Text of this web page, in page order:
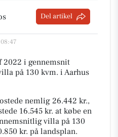
Del artikel
2022 i gennemsnit
på 130 kvm. i Aarhus
nemlig 26.442 kr.,
16.545 kr. at købe en
villa på 130
kr. på landsplan.